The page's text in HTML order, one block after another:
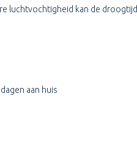
luchtvochtigheid kan de droogtijd
aan huis